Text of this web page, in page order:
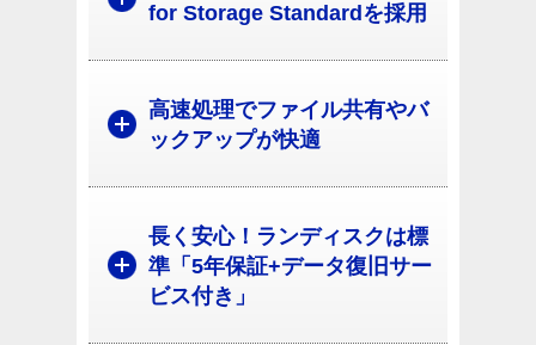
for Storage Standardを採用
高速処理でファイル共有やバ
ックアップが快適
長く安心！ランディスクは標
準「5年保証+データ復旧サー
ビス付き」